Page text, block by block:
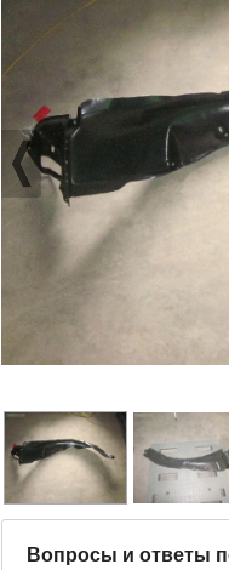
Вопросы и ответы